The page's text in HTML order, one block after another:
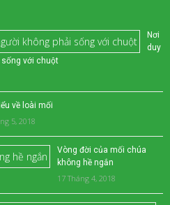
Nơi
duy
với chuột
về loài mối
5, 2018
Vòng đời của mối chúa
không hề ngắn
17 Tháng 4, 2018